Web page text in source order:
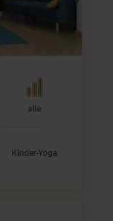
Ihr…
alle
Kinder-Yoga